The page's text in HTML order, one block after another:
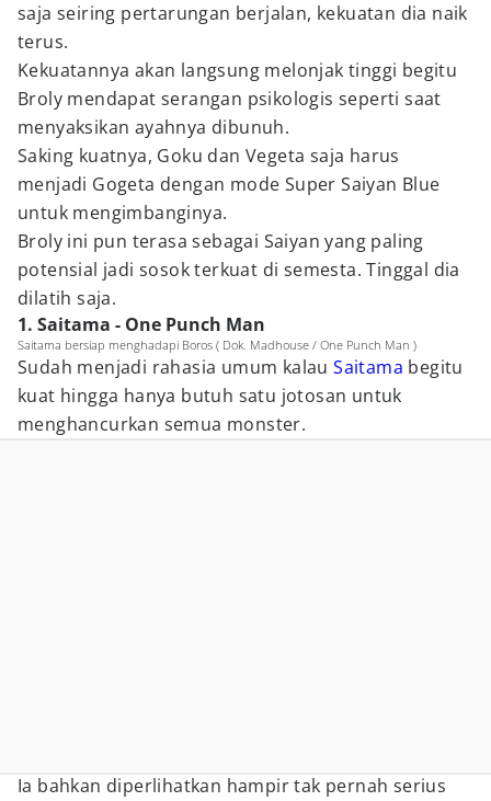
saja seiring pertarungan berjalan, kekuatan dia naik
terus.
Kekuatannya akan langsung melonjak tinggi begitu
Broly mendapat serangan psikologis seperti saat
menyaksikan ayahnya dibunuh.
Saking kuatnya, Goku dan Vegeta saja harus
menjadi Gogeta dengan mode Super Saiyan Blue
untuk mengimbanginya.
Broly ini pun terasa sebagai Saiyan yang paling
potensial jadi sosok terkuat di semesta. Tinggal dia
dilatih saja.
1. Saitama - One Punch Man
Saitama bersiap menghadapi Boros ( Dok. Madhouse / One Punch Man )
Sudah menjadi rahasia umum kalauSaitama begitu
kuat hingga hanya butuh satu jotosan untuk
menghancurkan semua monster.
Ia bahkan diperlihatkan hampir tak pernah serius